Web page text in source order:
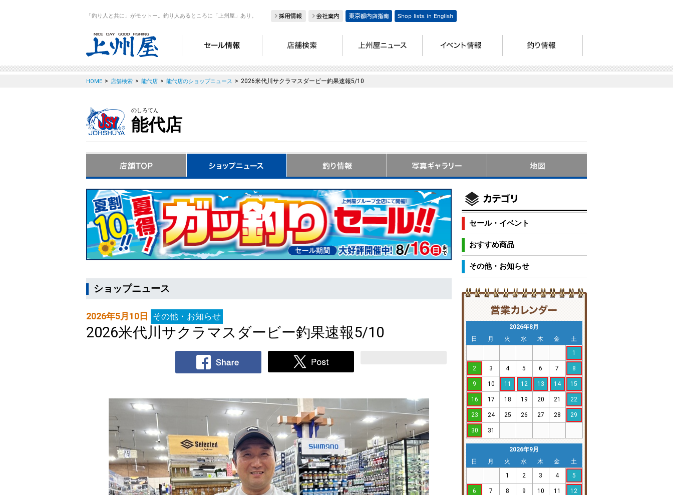
「釣り人と共に」がモットー。釣り人あるところに「上州屋」あり。
HOME > 店舗検索 > 能代店 > 能代店のショップニュース > 2026米代川サクラマスダービー釣果速報5/10
のしろてん
能代店
ショップニュース
2026年5月10日 その他・お知らせ
2026米代川サクラマスダービー釣果速報5/10
セール・イベント
おすすめ商品
その他・お知らせ
2026年8月
日
月 火 水 木 金
土
1
2 3 4 5 6 7 8
9 10 11 12 13 14 15
16 17 18 19 20 21 22
23 24 25 26 27 28 29
30 31
2026年9月
日
月 火 水 木 金
土
1
2 3 4 5
6 7 8 9 10 11 12